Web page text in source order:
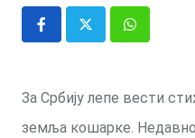
Whatsapp
За Србију лепе вести
земља кошарке. Недавно